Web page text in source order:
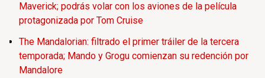
Maverick; podrás volar con los aviones de la película
protagonizada por Tom Cruise
The Mandalorian: filtrado el primer tráiler de la tercera
temporada; Mando y Grogu comienzan su redención por
Mandalore